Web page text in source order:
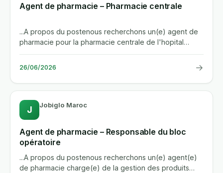
Agent de pharmacie – Pharmacie centrale
...A propos du postenous recherchons un(e) agent de
pharmacie pour la pharmacie centrale de l'hopital
universitaire...
26/06/2026 →
J Jobiglo Maroc
Agent de pharmacie – Responsable du bloc
opératoire
...A propos du postenous recherchons un(e) agent(e)
de pharmacie charge(e) de la gestion des produits